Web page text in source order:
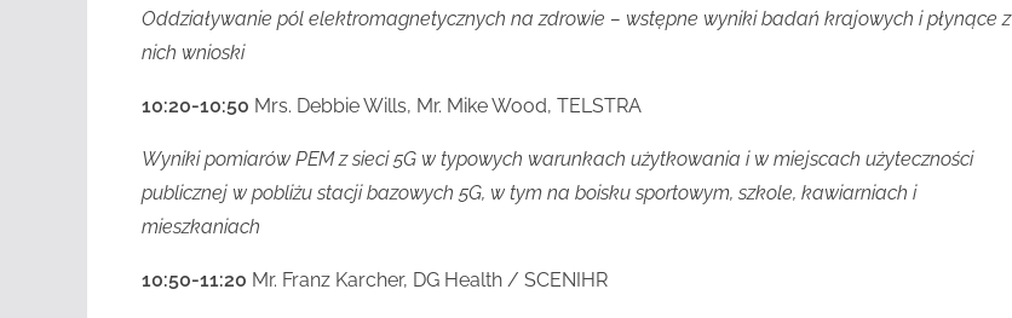
Oddziaływanie pól elektromagnetycznych na zdrowie – wstępne wyniki badań krajowych i płynące z
nich wnioski
10:20-10:50 Mrs. Debbie Wills, Mr. Mike Wood, TELSTRA
Wyniki pomiarów PEM z sieci 5G w typowych warunkach użytkowania i w miejscach użyteczności
publicznej w pobliżu stacji bazowych 5G, w tym na boisku sportowym, szkole, kawiarniach i
mieszkaniach
10:50-11:20 Mr. Franz Karcher, DG Health / SCENIHR